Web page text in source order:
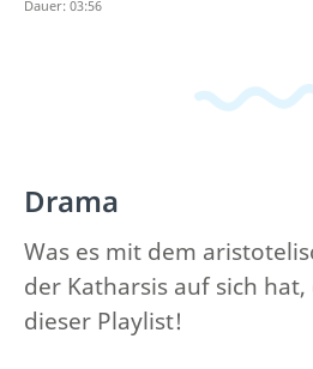
Dauer: 03:56
Drama
Was es mit dem
der Katharsis auf sich
dieser Playlist!